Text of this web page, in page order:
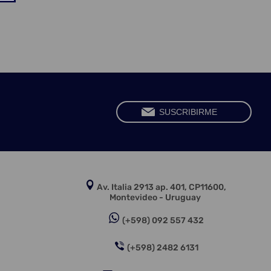
Av. Italia 2913 ap. 401, CP11600,
Montevideo - Uruguay
(+598) 092 557 432
(+598) 2482 6131